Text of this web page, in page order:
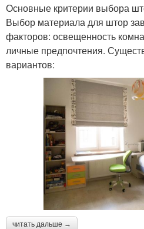
Основные критерии выбора
Выбор материала для штор
факторов: освещенность
личные предпочтения.
вариантов:
читать дальше →